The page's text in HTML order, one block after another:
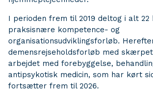
I perioden frem til 2019 deltog i alt 22
praksisnære kompetence- og
organisationsudviklingsforløb.
demensrejseholdsforløb med
arbejdet med forebyggelse,
antipsykotisk medicin, som har kørt
fortsætter frem til 2026.